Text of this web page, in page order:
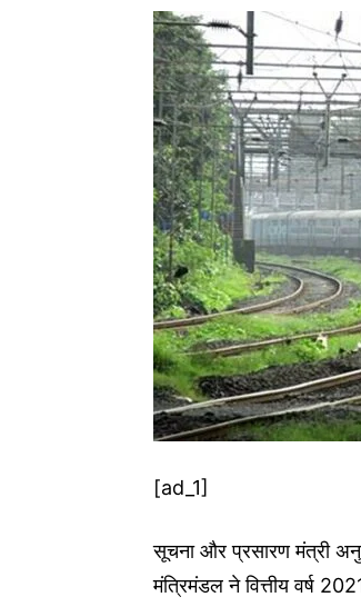
[ad_1]
सूचना और प्रसारण मंत्री
मंत्रिमंडल ने वित्तीय वर्ष